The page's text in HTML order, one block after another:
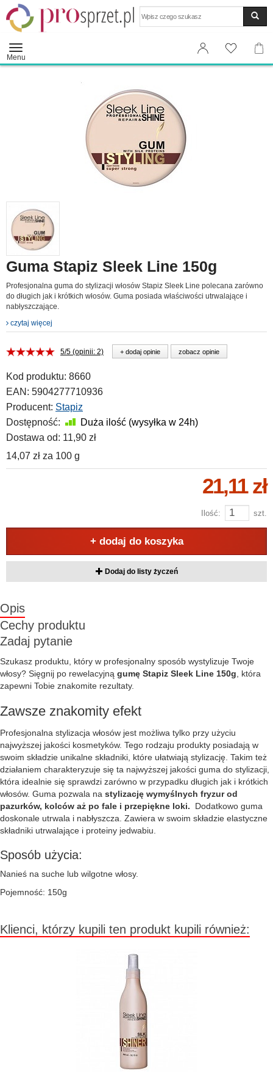
Menu
Guma Stapiz Sleek Line 150g
Profesjonalna guma do stylizacji włosów Stapiz Sleek Line polecana zarówno
do długich jak i krótkich włosów. Guma posiada właściwości utrwalające i
nabłyszczające.
czytaj więcej
5/5 (opinii: 2) + dodaj opinie zobacz opinie
Kod produktu: 8660
EAN: 5904277710936
Producent: Stapiz
Dostępność:
Duża ilość (wysyłka w 24h)
Dostawa od: 11,90 zł
14,07 zł za 100 g
21,11 zł
Ilość: szt.
+ dodaj do koszyka
Dodaj do listy życzeń
Opis
Cechy produktu
Zadaj pytanie
Szukasz produktu, który w profesjonalny sposób wystylizuje Twoje
włosy? Sięgnij po rewelacyjną gumę Stapiz Sleek Line 150g , która
zapewni Tobie znakomite rezultaty.
Zawsze znakomity efekt
Profesjonalna stylizacja włosów jest możliwa tylko przy użyciu
najwyższej jakości kosmetyków. Tego rodzaju produkty posiadają w
swoim składzie unikalne składniki, które ułatwiają stylizację. Takim też
działaniem charakteryzuje się ta najwyższej jakości guma do stylizacji,
która idealnie się sprawdzi zarówno w przypadku długich jak i krótkich
włosów. Guma pozwala na stylizację wymyślnych fryzur od
pazurków, kolców aż po fale i przepiękne loki. Dodatkowo guma
doskonale utrwala i nabłyszcza. Zawiera w swoim składzie elastyczne
składniki utrwalające i proteiny jedwabiu.
Sposób użycia:
Nanieś na suche lub wilgotne włosy.
Pojemność: 150g
Klienci, którzy kupili ten produkt kupili również: